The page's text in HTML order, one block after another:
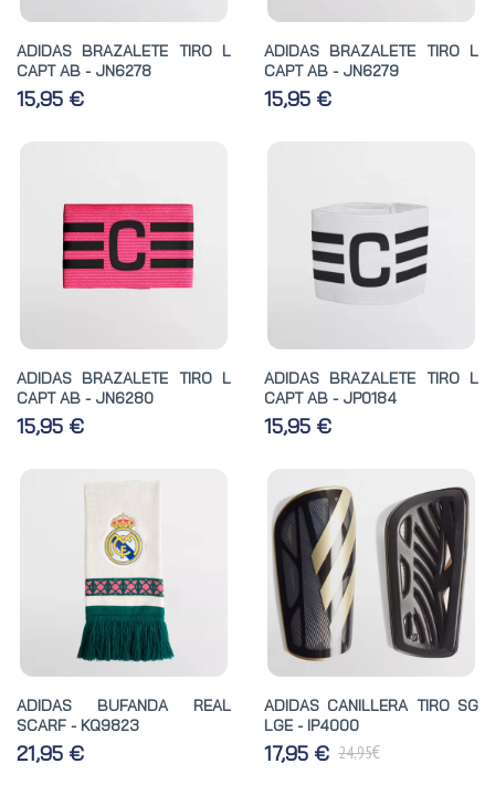
ADIDAS BRAZALETE TIRO L
CAPT AB - JN6278
15,95 €
ADIDAS BRAZALETE TIRO L
CAPT AB - JN6279
15,95 €
ADIDAS BRAZALETE TIRO L
CAPT AB - JN6280
15,95 €
ADIDAS BRAZALETE TIRO L
CAPT AB - JP0184
15,95 €
ADIDAS BUFANDA REAL
SCARF - KQ9823
21,95 €
ADIDAS CANILLERA TIRO SG
LGE - IP4000
17,95 € 24,95€